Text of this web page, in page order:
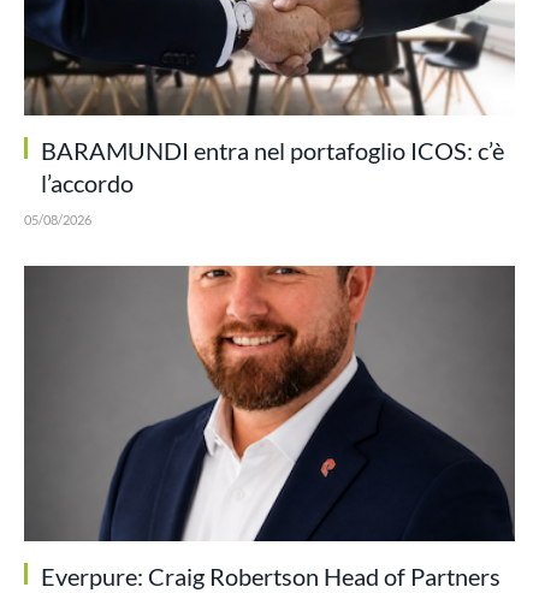
BARAMUNDI entra nel portafoglio ICOS: c’è
l’accordo
05/08/2026
Everpure: Craig Robertson Head of Partners